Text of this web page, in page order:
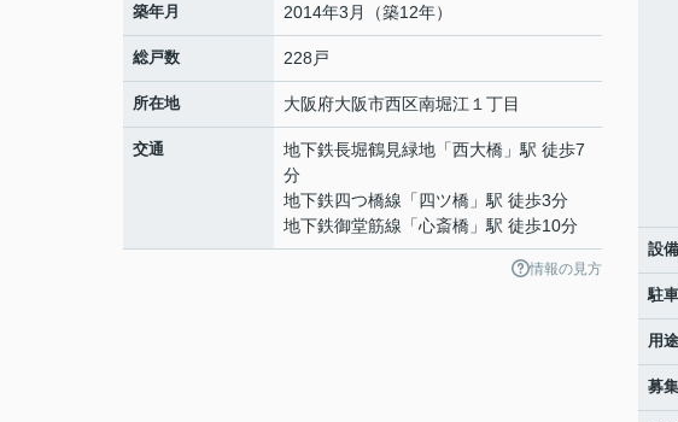
築年月 2014年3月（築12年）
総戸数 228戸
所在地 大阪府大阪市西区南堀江 １丁目
交通 地下鉄長堀鶴見緑地 「西大橋 」駅 徒歩7
分
地下鉄四つ橋線 「四ツ橋 」駅 徒歩3分
地下鉄御堂筋線 「心斎橋 」駅 徒歩10分
情報の見方
設
駐
用
募